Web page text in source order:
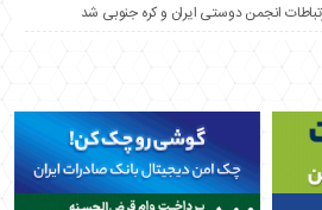
انجمن دوستی ایران و کره جنوبی شد